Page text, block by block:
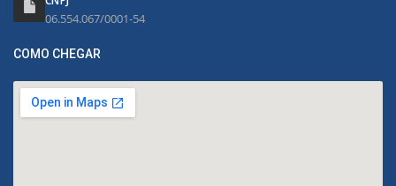
06.554.067/0001-54
COMO CHEGAR